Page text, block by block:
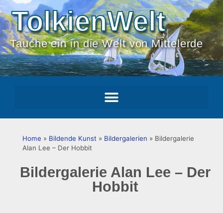
TolkienWelt
Tauche ein in die Welt von Mittelerde
Home » Bildende Kunst » Bildergalerien » Bildergalerie
Alan Lee – Der Hobbit
Bildergalerie Alan Lee – Der
Hobbit